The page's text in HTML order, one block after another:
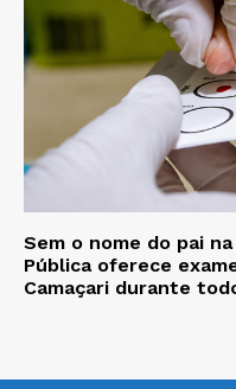
Sem o nome do pai
Pública oferece
Camaçari durante